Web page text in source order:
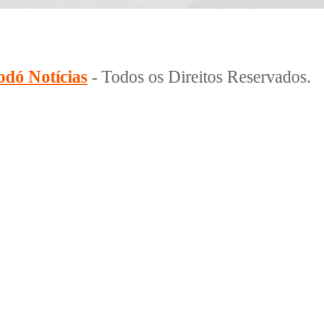
Notícias - Todos os Direitos Reservados.